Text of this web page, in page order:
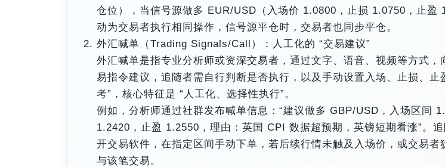
仓位），当信号源做多 EUR/USD（入场价 1.0800，止损 1.0750，止盈
动为交易者执行相同操作，信号源平仓时，交易者也同步平仓。​
外汇喊单（Trading Signals/Call）：人工化的 “交易建议”​
外汇喊单是指专业分析师或资深交易者，通过文字、语音、视频等方式，
易指令建议，追随者需自行判断是否执行，以及手动设置入场、止损、止
考”，核心特征是 “人工化、选择性执行”。​
例如，分析师通过社群发布喊单信息：“建议做多 GBP/USD，入场区间
1.2420，止盈 1.2550，理由：英国 CPI 数据超预期，英镑短期看涨”。
开交易软件，在指定区间手动下单，若后续行情未触及入场价，或交易者
与该笔交易。